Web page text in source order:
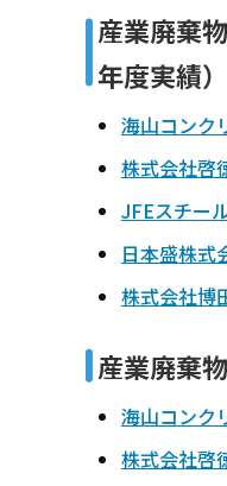
産業廃棄
年度実績）
海山コンク
株式会社啓
JFEスチー
日本盛株式
株式会社博
産業廃棄
海山コンク
株式会社啓